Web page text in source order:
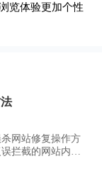
览体验更加个性
网站修复操作方
拦截的网站内